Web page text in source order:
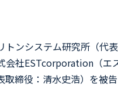
トンシステム研究所（代
会社ESTcorporation（エ
取締役：清水史浩）を被